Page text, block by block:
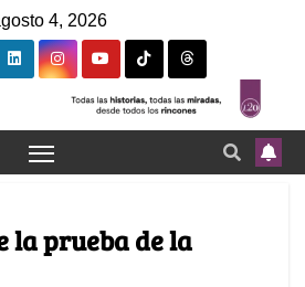
4, 2026
la prueba de la